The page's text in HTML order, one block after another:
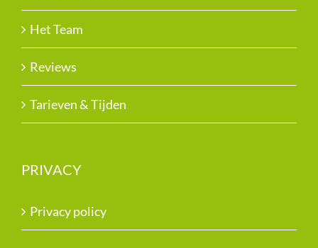
Het Team
Reviews
Tarieven & Tijden
PRIVACY
Privacy policy